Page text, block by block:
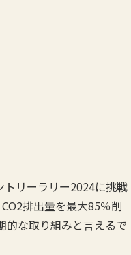
トリーラリー2024に挑戦
排出量を最大85％削
的な取り組みと言えるで